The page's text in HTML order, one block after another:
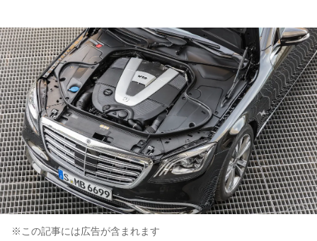
※この記事には広告が含まれます